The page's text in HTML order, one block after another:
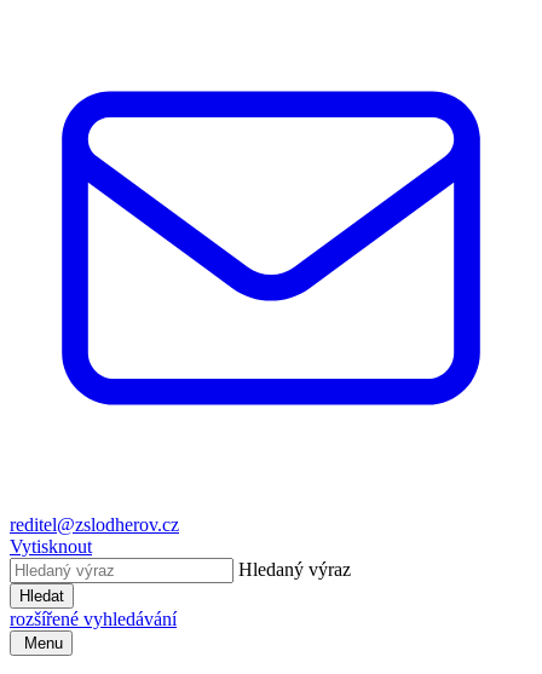
reditel@zslodherov.cz
Vytisknout
Hledaný výraz
Hledat
rozšířené vyhledávání
Menu